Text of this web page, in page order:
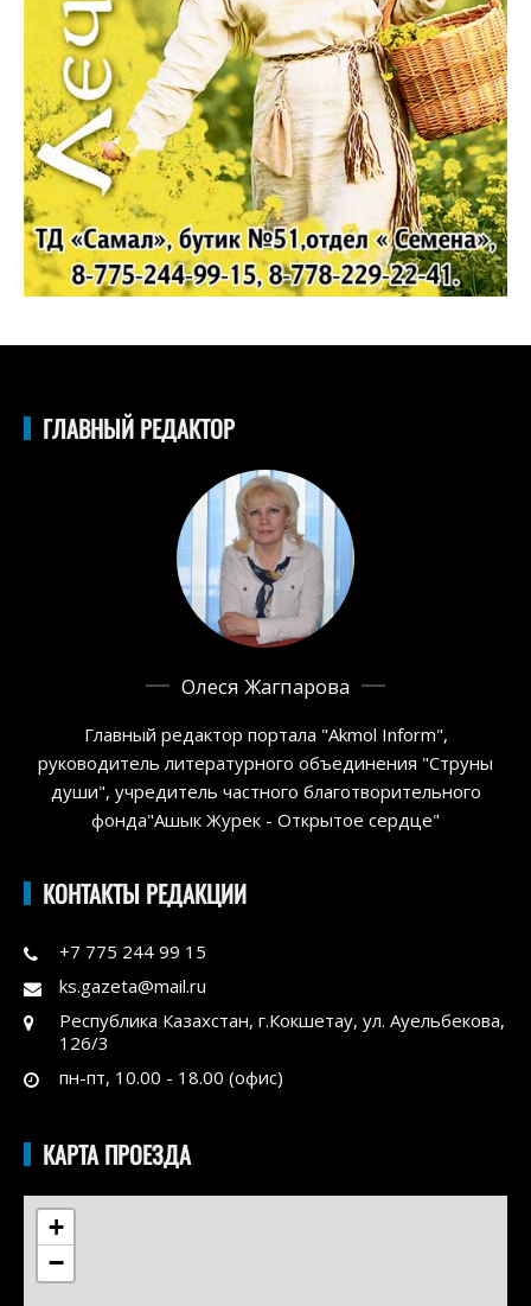
ГЛАВНЫЙ РЕДАКТОР
Олеся Жагпарова
Главный редактор портала "Akmol Inform",
руководитель литературного объединения "Струны
души", учредитель частного благотворительного
фонда"Ашык Журек - Открытое сердце"
КОНТАКТЫ РЕДАКЦИИ
+7 775 244 99 15
ks.gazeta@mail.ru
Республика Казахстан, г.Кокшетау, ул. Ауельбекова,
126/3
пн-пт, 10.00 - 18.00 (офис)
КАРТА ПРОЕЗДА
+
−